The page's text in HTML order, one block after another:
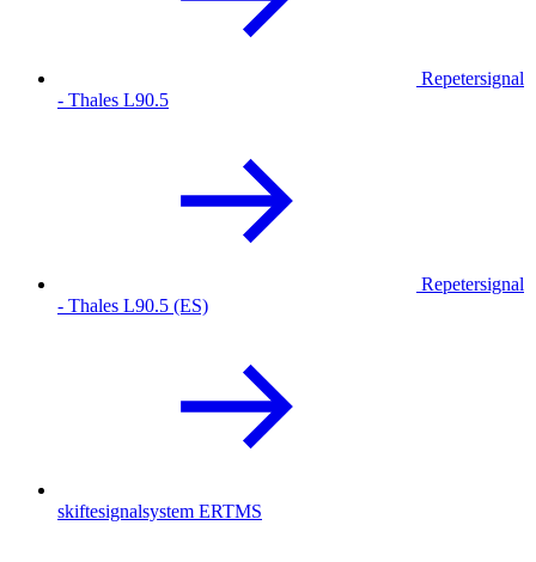
Repetersignal
- Thales L90.5
Repetersignal
- Thales L90.5 (ES)
skiftesignalsystem ERTMS